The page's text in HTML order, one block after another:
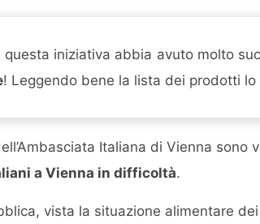
questa iniziativa abbia avuto molto
! Leggendo bene la lista dei prodotti
Italiana di Vienna sono
a Vienna in difficoltà.
vista la situazione alimentare